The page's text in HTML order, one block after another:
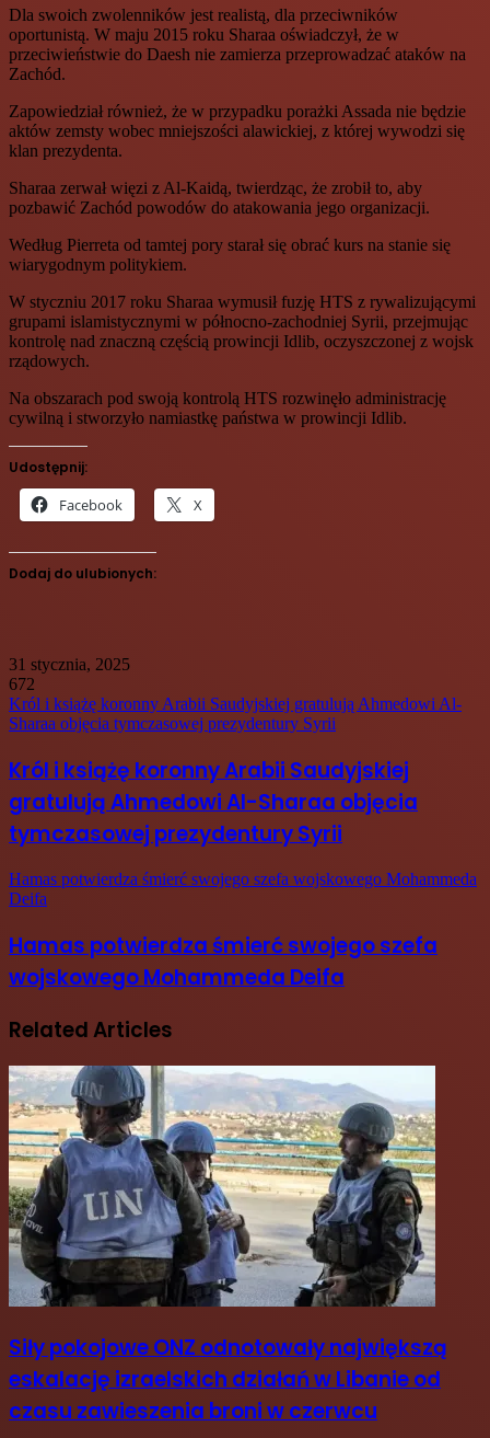
Dla swoich zwolenników jest realistą, dla przeciwników
oportunistą. W maju 2015 roku Sharaa oświadczył, że w
przeciwieństwie do Daesh nie zamierza przeprowadzać ataków na
Zachód.
Zapowiedział również, że w przypadku porażki Assada nie będzie
aktów zemsty wobec mniejszości alawickiej, z której wywodzi się
klan prezydenta.
Sharaa zerwał więzi z Al-Kaidą, twierdząc, że zrobił to, aby
pozbawić Zachód powodów do atakowania jego organizacji.
Według Pierreta od tamtej pory starał się obrać kurs na stanie się
wiarygodnym politykiem.
W styczniu 2017 roku Sharaa wymusił fuzję HTS z rywalizującymi
grupami islamistycznymi w północno-zachodniej Syrii, przejmując
kontrolę nad znaczną częścią prowincji Idlib, oczyszczonej z wojsk
rządowych.
Na obszarach pod swoją kontrolą HTS rozwinęło administrację
cywilną i stworzyło namiastkę państwa w prowincji Idlib.
Udostępnij:
Facebook X
Dodaj do ulubionych:
31 stycznia, 2025
672
Król i książę koronny Arabii Saudyjskiej gratulują Ahmedowi Al-
Sharaa objęcia tymczasowej prezydentury Syrii
Król i książę koronny Arabii Saudyjskiej
gratulują Ahmedowi Al-Sharaa objęcia
tymczasowej prezydentury Syrii
Hamas potwierdza śmierć swojego szefa wojskowego Mohammeda
Deifa
Hamas potwierdza śmierć swojego szefa
wojskowego Mohammeda Deifa
Related Articles
Siły pokojowe ONZ odnotowały największą
eskalację izraelskich działań w Libanie od
czasu zawieszenia broni w czerwcu